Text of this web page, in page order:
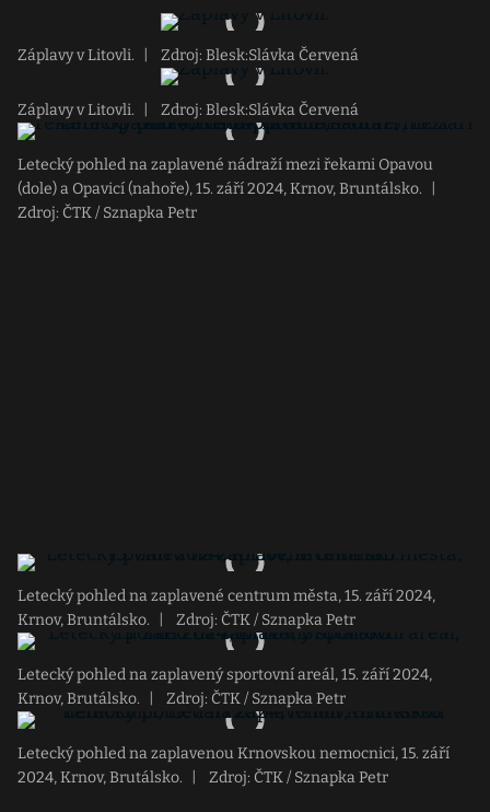
Záplavy v Litovli. Zdroj: Blesk:Slávka Červená
Záplavy v Litovli. Zdroj: Blesk:Slávka Červená
Letecký pohled na zaplavené nádraží mezi řekami Opavou
(dole) a Opavicí (nahoře), 15. září 2024, Krnov, Bruntálsko.
Zdroj: ČTK / Sznapka Petr
Letecký pohled na zaplavené centrum města, 15. září 2024,
Krnov, Bruntálsko.
Zdroj: ČTK / Sznapka Petr
Letecký pohled na zaplavený sportovní areál, 15. září 2024,
Krnov, Brutálsko.
Zdroj: ČTK / Sznapka Petr
Letecký pohled na zaplavenou Krnovskou nemocnici, 15. září
2024, Krnov, Brutálsko.
Zdroj: ČTK / Sznapka Petr